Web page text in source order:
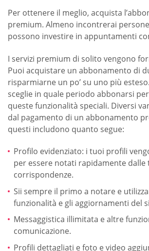
Per ottenere il meglio, acquista
premium. Almeno incontrerai
possono investire in appuntamenti
I servizi premium di solito vengono
Puoi acquistare un abbonamento di
risparmiarne un po’ su uno più
sceglie in quale periodo abbonarsi
queste funzionalità speciali. Diversi
dal pagamento di un abbonamento
questi includono quanto segue:
Profilo evidenziato: i tuoi profili
per essere notati rapidamente dalle
corrispondenze.
Sii sempre il primo a notare e
funzionalità e gli aggiornamenti del
Messaggistica illimitata e altre
comunicazione.
Profili dettagliati e foto e video